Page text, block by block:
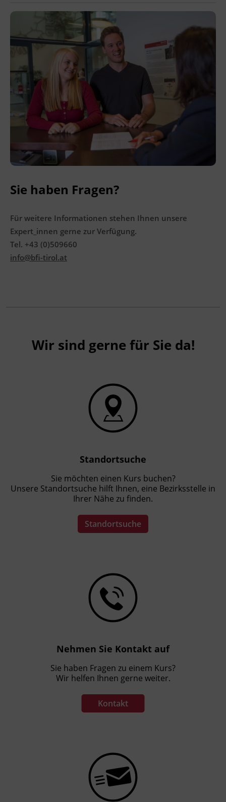
Ingenieurzertifizierung
BFI Reutte
BFI Schwaz
Sie haben Fragen?
Für weitere Informationen stehen Ihnen unsere
Expert_innen gerne zur Verfügung.
Tel. +43 (0)509660
info@bfi-tirol.at
Wir sind gerne für Sie da!
Standortsuche
Sie möchten einen Kurs buchen?
Unsere Standortsuche hilft Ihnen, eine Bezirksstelle in
Ihrer Nähe zu finden.
Standortsuche
Nehmen Sie Kontakt auf
Sie haben Fragen zu einem Kurs?
Wir helfen Ihnen gerne weiter.
Kontakt